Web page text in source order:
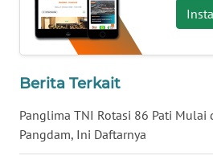
Berita Terkait
Panglima TNI Rotasi 86 Pati Mulai
Pangdam, Ini Daftarnya
WN
NTB
SULTENG
WN